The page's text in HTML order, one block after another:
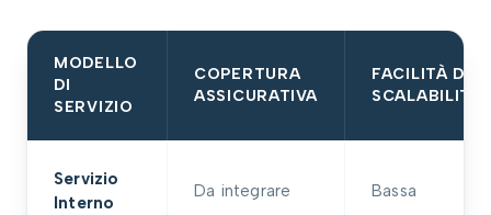
MODELLO
DI
SERVIZIO
COPERTURA
ASSICURATIVA
FACILITÀ DI
SCALABILITÀ
Servizio
Interno
Da integrare Bassa